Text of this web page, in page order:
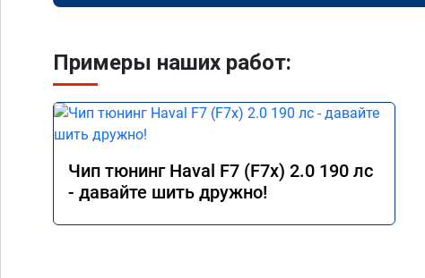
Примеры наших работ:
Чип тюнинг Haval F7 (F7x) 2.0 190 лс
- давайте шить дружно!